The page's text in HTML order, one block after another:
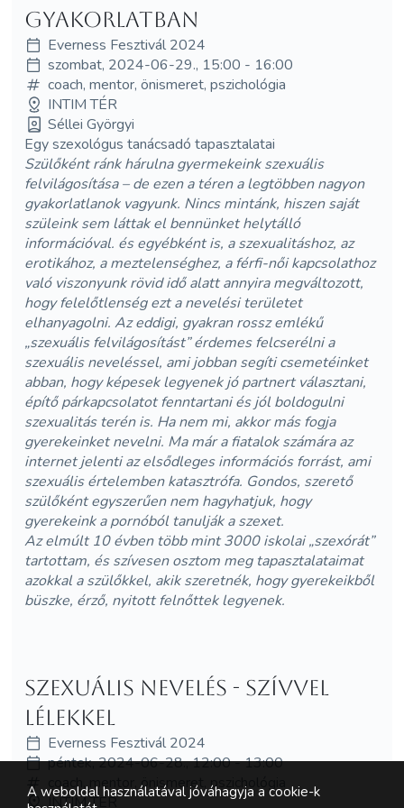
gyakorlatban
Everness Fesztivál 2024
szombat, 2024-06-29., 15:00 - 16:00
coach, mentor, önismeret, pszichológia
INTIM TÉR
Séllei Györgyi
Egy szexológus tanácsadó tapasztalatai
Szülőként ránk hárulna gyermekeink szexuális
felvilágosítása – de ezen a téren a legtöbben nagyon
gyakorlatlanok vagyunk. Nincs mintánk, hiszen saját
szüleink sem láttak el bennünket helytálló
információval. és egyébként is, a szexualitáshoz, az
erotikához, a meztelenséghez, a férfi-női kapcsolathoz
való viszonyunk rövid idő alatt annyira megváltozott,
hogy felelőtlenség ezt a nevelési területet
elhanyagolni. Az eddigi, gyakran rossz emlékű
„szexuális felvilágosítást” érdemes felcserélni a
szexuális neveléssel, ami jobban segíti csemetéinket
abban, hogy képesek legyenek jó partnert választani,
építő párkapcsolatot fenntartani és jól boldogulni
szexualitás terén is. Ha nem mi, akkor más fogja
gyerekeinket nevelni. Ma már a fiatalok számára az
internet jelenti az elsődleges információs forrást, ami
szexuális értelemben katasztrófa. Gondos, szerető
szülőként egyszerűen nem hagyhatjuk, hogy
gyerekeink a pornóból tanulják a szexet.
Az elmúlt 10 évben több mint 3000 iskolai „szexórát”
tartottam, és szívesen osztom meg tapasztalataimat
azokkal a szülőkkel, akik szeretnék, hogy gyerekeikből
büszke, érző, nyitott felnőttek legyenek.
Szexuális nevelés - szívvel
lélekkel
Everness Fesztivál 2024
péntek, 2024-06-28., 12:00 - 13:00
coach, mentor, önismeret, pszichológia
INTIM TÉR
A weboldal használatával jóváhagyja a cookie-k